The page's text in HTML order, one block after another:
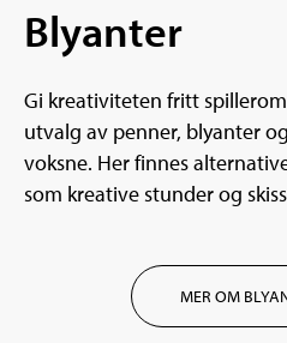
Blyanter
Gi kreativiteten fritt
utvalg av penner, blyanter
voksne. Her finnes
som kreative stunder og
MER OM